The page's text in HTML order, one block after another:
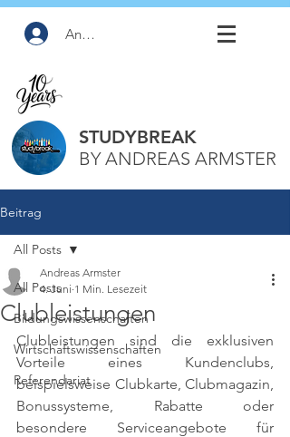
Anmelden
STUDYBREAK
BY ANDREAS ARMSTER
Beitrag
All Posts
Bildungswissenschaften
Wirtschaftswissenschaften
Referendariat
All Posts
Clubleistungen
Andreas Armster
4. Juni 1 Min. Lesezeit
Clubleistungen sind die exklusiven
Vorteile eines Kundenclubs,
beispielsweise Clubkarte, Clubmagazin,
Bonussysteme, Rabatte oder
besondere Serviceangebote für